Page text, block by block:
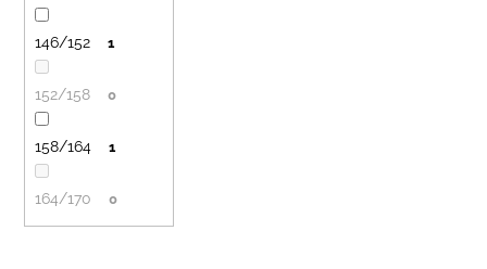
146/152 1
152/158 0
158/164 1
164/170 0